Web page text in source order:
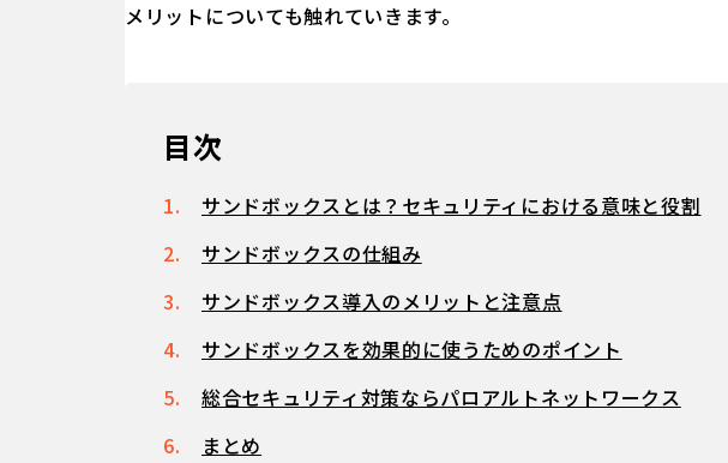
メリットについても触れていきます。
目次
サンドボックスとは？セキュリティにおける意味と役割
サンドボックスの仕組み
サンドボックス導入のメリットと注意点
サンドボックスを効果的に使うためのポイント
総合セキュリティ対策ならパロアルトネットワークス
まとめ